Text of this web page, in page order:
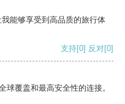
能够享受到高品质的旅行体
支持[0] 反对[0]
球覆盖和最高安全性的连接。